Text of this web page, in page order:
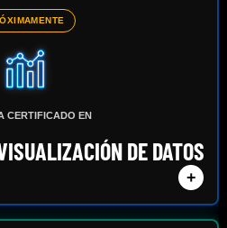
CERTIFICADO EN
DE DATOS
+